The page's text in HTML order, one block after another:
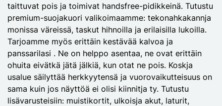
taittuvat pois ja toimivat handsfree-pidikkeinä. Tutustu
premium-suojakuori valikoimaamme: tekonahkakannja
monissa väreissä, taskut hihnoilla ja erilaisilla lukoilla.
Tarjoamme myös erittäin kestävää kalvoa ja
panssarilasi . Ne on helppo asentaa, ne ovat erittäin
ohuita eivätkä jätä jälkiä, kun otat ne pois. Koskja
usalue säilyttää herkkyytensä ja vuorovaikutteisuus on
sama kuin jos näyttöä ei olisi kiinnitja ty. Tutustu
lisävarusteisiin: muistikortit, ulkoisja akut, laturit,